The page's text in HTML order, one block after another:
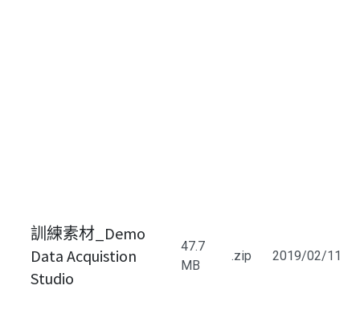
訓練素材_Demo
Data Acquistion
Studio
47.7
MB
.zip 2019/02/11